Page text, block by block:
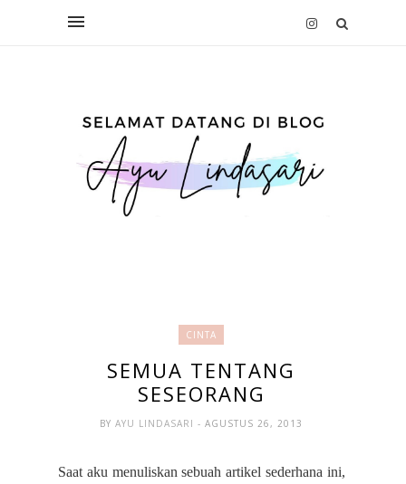
CINTA
SEMUA TENTANG
SESEORANG
BYAYU LINDASARI- AGUSTUS 26, 2013
Saat aku menuliskan sebuah artikel sederhana ini,